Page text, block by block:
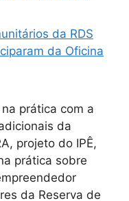
prática com a
da
projeto do IPÊ,
prática sobre
da Reserva de